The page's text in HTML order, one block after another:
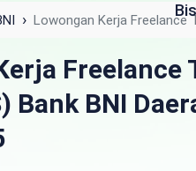
› Lowongan Kerja Freelance
Freelance
Bank BNI